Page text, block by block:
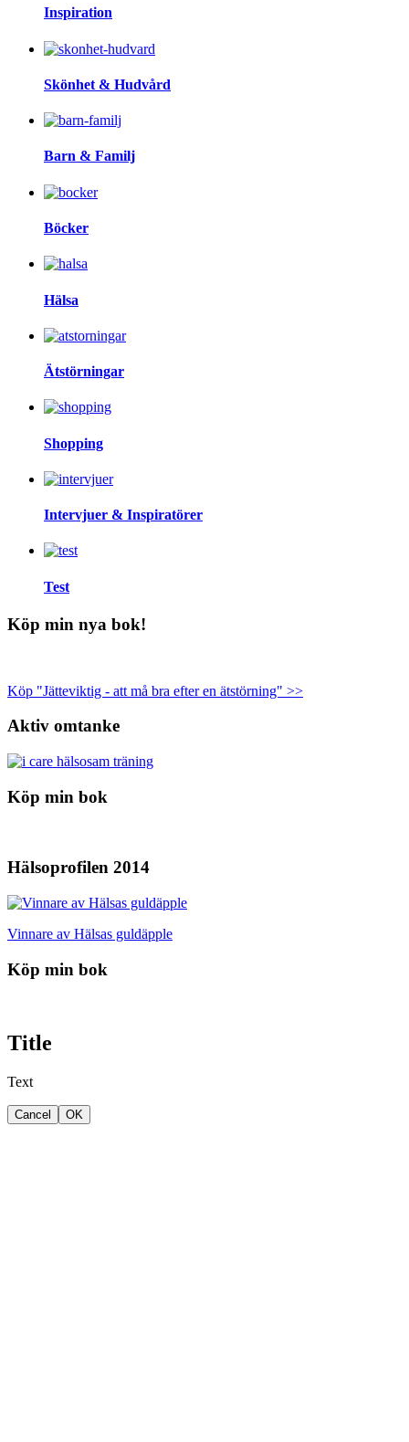
Inspiration
Skönhet & Hudvård
Barn & Familj
Böcker
Hälsa
Ätstörningar
Shopping
Intervjuer & Inspiratörer
Test
Köp min nya bok!
Köp "Jätteviktig - att må bra efter en ätstörning" >>
Aktiv omtanke
Köp min bok
Hälsoprofilen 2014
Vinnare av Hälsas guldäpple
Köp min bok
Title
Text
Cancel OK